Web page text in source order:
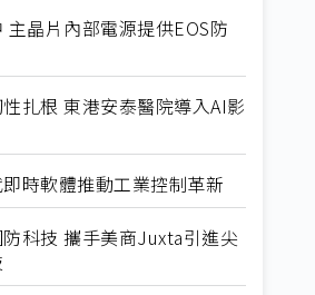
主晶片內部電源提供EOS防
扎根 東港安泰醫院導入AI影
時軟體推動工業控制革新
科技 攜手美商Juxta引進尖